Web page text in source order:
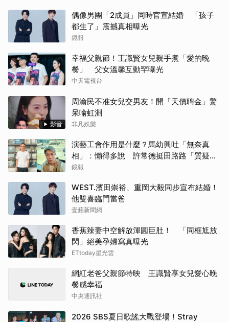
偶像男團「2成員」同時官宣結婚 「孩子
都生了」震撼真相曝光
鏡報
幸福父親節！王識賢女兒親手煮「愛的晚
餐」 父女溫馨互動罕曝光
中天電視台
影音
周渝民不准女兒交男友！開「天價聘金」驚
呆喻虹淵
非凡娛樂
演藝工會作用是什麼？馬幼興吐「無奈真
相」：懶得多說 許常德挺田路路「質疑曹
雨婷神隱」
鏡報
WEST.濱田崇裕、重岡大毅同步宣布結婚！
他雙喜臨門當爸
壹蘋新聞網
香蕉辣妻中空解放渾圓巨肚！ 「同框尪放
閃」絕美孕婦寫真曝光
ETtoday星光雲
網紅老爸父親節特映 王識賢享女兒愛心晚
餐感幸福
中央通訊社
2026 SBS夏日歌謠大戰登場！Stray